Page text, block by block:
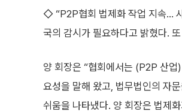
◇ “P2P협회 법제화 작업 지속…
국의 감시가 필요하다고 밝혔다.
양 회장은 “협회에서는 (P2P 산업
요성을 말해 왔고, 법무법인의 자
쉬움을 나타냈다. 양 회장은 법제